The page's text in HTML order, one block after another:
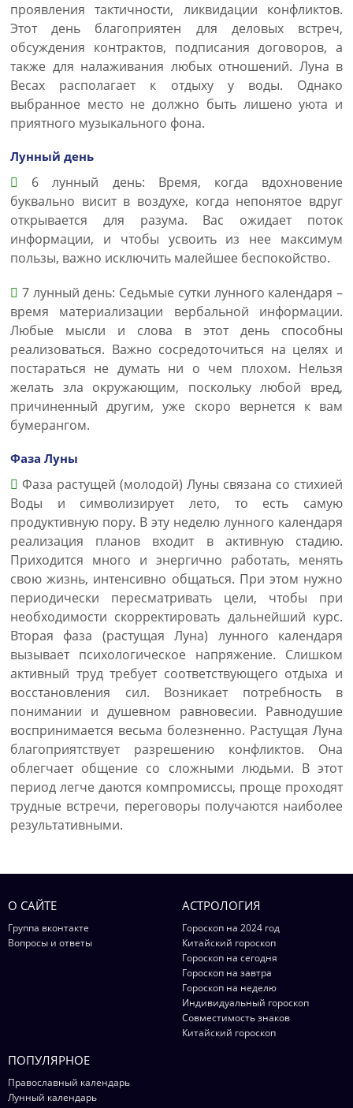
проявления тактичности, ликвидации конфликтов.
Этот день благоприятен для деловых встреч,
обсуждения контрактов, подписания договоров, а
также для налаживания любых отношений. Луна в
Весах располагает к отдыху у воды. Однако
выбранное место не должно быть лишено уюта и
приятного музыкального фона.
Лунный день
6 лунный день: Время, когда вдохновение
буквально висит в воздухе, когда непонятое вдруг
открывается для разума. Вас ожидает поток
информации, и чтобы усвоить из нее максимум
пользы, важно исключить малейшее беспокойство.
7 лунный день: Седьмые сутки лунного календаря –
время материализации вербальной информации.
Любые мысли и слова в этот день способны
реализоваться. Важно сосредоточиться на целях и
постараться не думать ни о чем плохом. Нельзя
желать зла окружающим, поскольку любой вред,
причиненный другим, уже скоро вернется к вам
бумерангом.
Фаза Луны
Фаза растущей (молодой) Луны связана со стихией
Воды и символизирует лето, то есть самую
продуктивную пору. В эту неделю лунного календаря
реализация планов входит в активную стадию.
Приходится много и энергично работать, менять
свою жизнь, интенсивно общаться. При этом нужно
периодически пересматривать цели, чтобы при
необходимости скорректировать дальнейший курс.
Вторая фаза (растущая Луна) лунного календаря
вызывает психологическое напряжение. Слишком
активный труд требует соответствующего отдыха и
восстановления сил. Возникает потребность в
понимании и душевном равновесии. Равнодушие
воспринимается весьма болезненно. Растущая Луна
благоприятствует разрешению конфликтов. Она
облегчает общение со сложными людьми. В этот
период легче даются компромиссы, проще проходят
трудные встречи, переговоры получаются наиболее
результативными.
О САЙТЕ
Группа вконтакте
Вопросы и ответы
АСТРОЛОГИЯ
Гороскоп на 2024 год
Китайский гороскоп
Гороскоп на сегодня
Гороскоп на завтра
Гороскоп на неделю
Индивидуальный гороскоп
Совместимость знаков
Китайский гороскоп
ПОПУЛЯРНОЕ
Православный календарь
Лунный календарь